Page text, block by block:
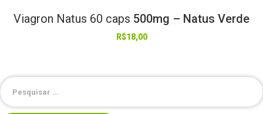
Viagron Natus 60 caps 500mg – Natus Verde
R$18,00